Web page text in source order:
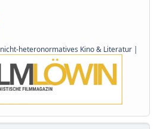
nicht-heteronormatives Kino & Literatur |